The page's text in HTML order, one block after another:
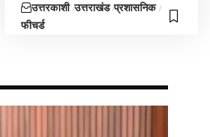
उत्तरकाशी उत्तराखंड प्रशासनिक
फीचर्ड